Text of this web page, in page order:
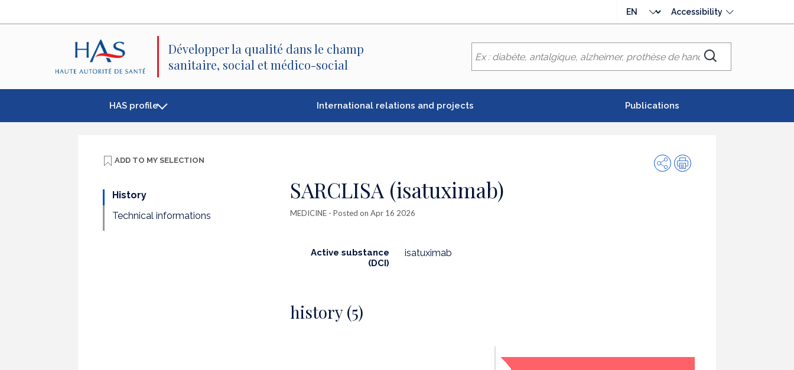
language
Accessibility
Développer la qualité dans le champ
sanitaire, social et médico-social
Chercher
HAS profile International relations and projects Publications
ADD TO MY SELECTION
History
Technical informations
SharePrint
SARCLISA (isatuximab)
MEDICINE - Posted on Apr 16 2026
Active substance
(DCI)
isatuximab
history (5)